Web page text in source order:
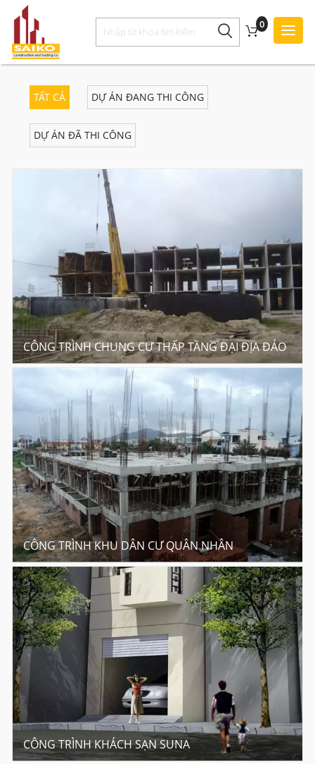
Styles
0
TẤT CẢ DỰ ÁN ĐANG THI CÔNG
DỰ ÁN ĐÃ THI CÔNG
CÔNG TRÌNH CHUNG CƯ THẤP TẦNG ĐẠI ĐỊA ĐẢO
CÔNG TRÌNH KHU DÂN CƯ QUÂN NHÂN
CÔNG TRÌNH KHÁCH SẠN SUNA